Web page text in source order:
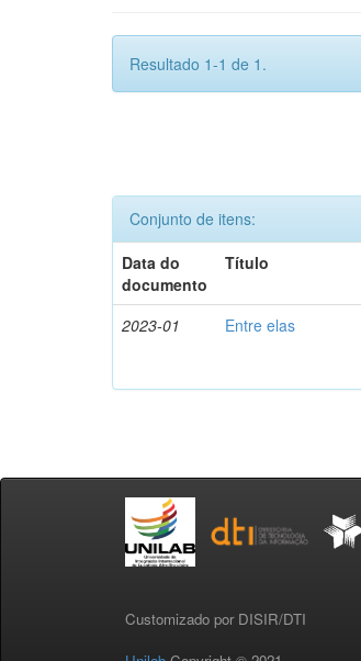
Resultado 1-1 de 1.
Conjunto de itens:
Data do
documento
Título
2023-01 Entre elas
Customizado por DISIR/DTI